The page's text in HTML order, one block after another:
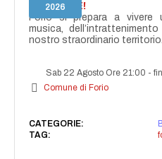
2026
ACCENDE!
Forio si prepara a vivere
musica,
nostro straordinario territorio.
Sab 22 Agosto Ore 21:00 -
Comune di Forio
CATEGORIE:
TAG: